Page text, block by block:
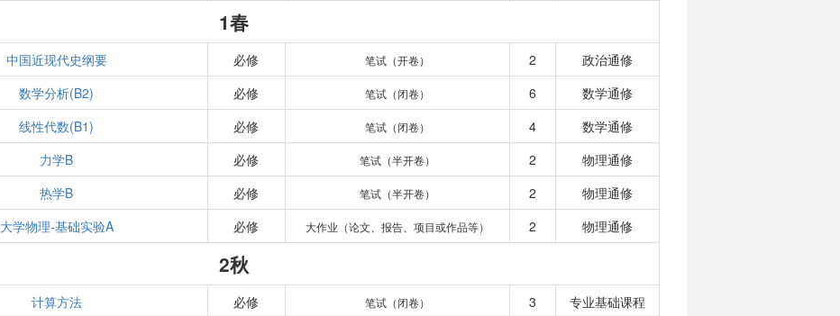
1春
中国近现代史纲要 必修 笔试（开卷） 2
政治通修
数学分析(B2) 必修 笔试（闭卷） 6
数学通修
线性代数(B1) 必修 笔试（闭卷） 4
数学通修
力学B 必修 笔试（半开卷） 2
物理通修
热学B 必修 笔试（半开卷） 2
物理通修
大学物理-基础实验A 必修 大作业（论文、报告、项目或作品等） 2 物理通修
2秋
计算方法 必修 笔试（闭卷） 3
专业基础课程